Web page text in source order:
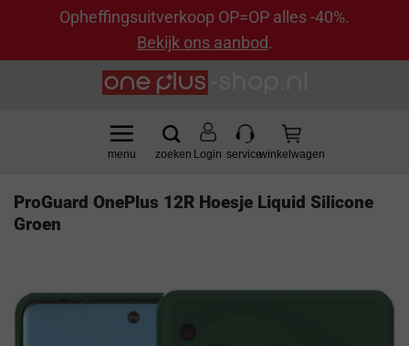
Opheffingsuitverkoop OP=OP alles -40%.
Bekijk ons aanbod.
Login
ProGuard OnePlus 12R Hoesje Liquid Silicone
Groen